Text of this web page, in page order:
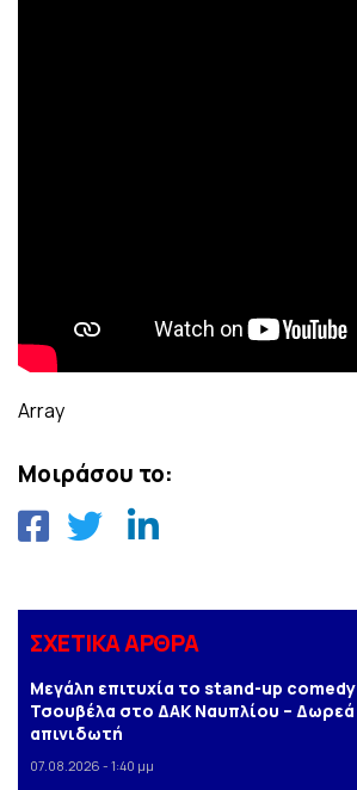
Array
Μοιράσου το:
ΣΧΕΤΙΚΑ ΑΡΘΡΑ
Μεγάλη επιτυχία το stand-up
Τσουβέλα στο ΔΑΚ Ναυπλίου – Δωρεά
απινιδωτή
07.08.2026 - 1:40 μμ